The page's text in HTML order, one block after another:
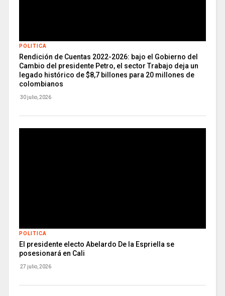
POLITICA
Rendición de Cuentas 2022-2026: bajo el Gobierno del
Cambio del presidente Petro, el sector Trabajo deja un
legado histórico de $8,7 billones para 20 millones de
colombianos
30 julio, 2026
POLITICA
El presidente electo Abelardo De la Espriella se
posesionará en Cali
27 julio, 2026